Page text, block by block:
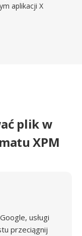
aplikacji X
plik w
XPM
usługi
przeciągnij